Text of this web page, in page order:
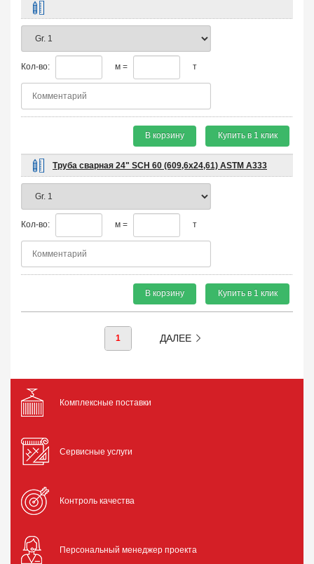
Кол-во: м = т
В корзину Купить в 1 клик
Труба сварная 24" SCH 60 (609,6х24,61) ASTM A333
Кол-во: м = т
В корзину Купить в 1 клик
1 ДАЛЕЕ
Комплексные поставки
Сервисные услуги
Контроль качества
Персональный менеджер проекта